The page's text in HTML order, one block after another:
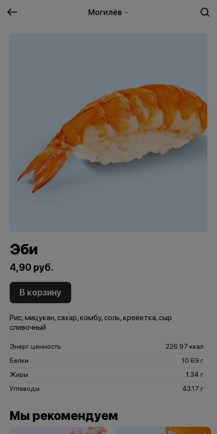
Могилёв
Эби
4,90 руб.
В корзину
Рис, мицукан, сахар, комбу, соль, креветка, сыр
сливочный
Энерг. ценность
226.97 ккал
Белки
10.69 г
Жиры
1.34 г
Углеводы
43.17 г
Мы рекомендуем